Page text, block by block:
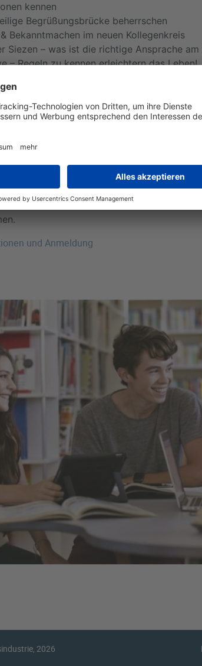
kennen
Begrüßungsbrücke beherrschen
Bekanntmachen im neuen Kollegenkreis
Siezen – was ist die richtige Ansprache
– Regeln zu kennen erleichtern das Leben!
der Kommunikation im Arbeitsalltag:
sprechen
und Konflikte vermeiden – wie
den dagegen tun können.
Kollegen und Kundengespräch gekonnt
und nehmen ist nicht immer leicht –
und Teamregeln spielerisch erlernen – nur
erstellen wir einen Azubi Leitfaden für das
und Anmeldung
2026